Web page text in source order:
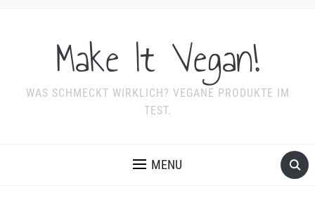
Make It Vegan!
WAS SCHMECKT WIRKLICH? VEGANE PRODUKTE IM
TEST.
MENU